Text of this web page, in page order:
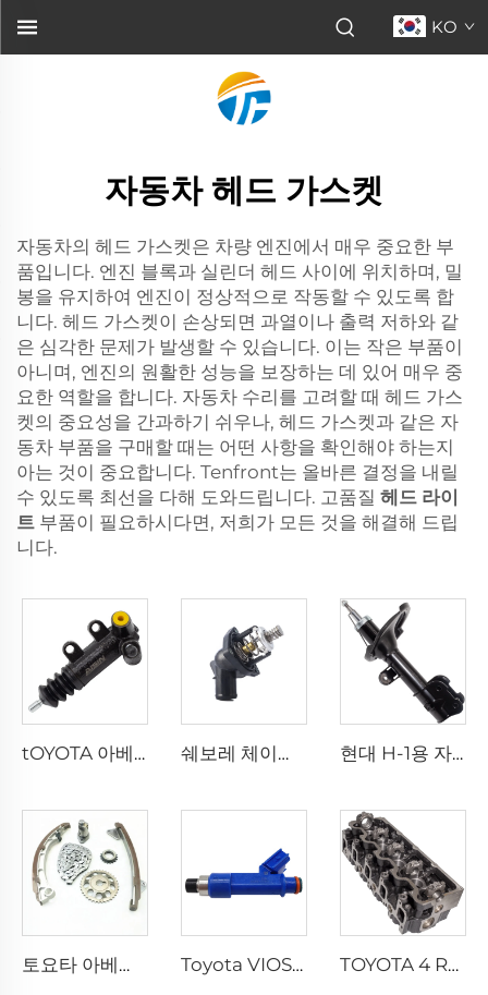
KO
자동차 헤드 가스켓
자동차의 헤드 가스켓은 차량 엔진에서 매우 중요한 부
품입니다. 엔진 블록과 실린더 헤드 사이에 위치하며, 밀
봉을 유지하여 엔진이 정상적으로 작동할 수 있도록 합
니다. 헤드 가스켓이 손상되면 과열이나 출력 저하와 같
은 심각한 문제가 발생할 수 있습니다. 이는 작은 부품이
아니며, 엔진의 원활한 성능을 보장하는 데 있어 매우 중
요한 역할을 합니다. 자동차 수리를 고려할 때 헤드 가스
켓의 중요성을 간과하기 쉬우나, 헤드 가스켓과 같은 자
동차 부품을 구매할 때는 어떤 사항을 확인해야 하는지
아는 것이 중요합니다. Tenfront는 올바른 결정을 내릴
수 있도록 최선을 다해 도와드립니다. 고품질 헤드 라이
트 부품이 필요하시다면, 저희가 모든 것을 해결해 드립
니다.
tOYOTA 아베노스 AVENSIS 코롤라 COROLLA 프레미오 PREMIO 야리스 YARIS 1.6용 클러치 슬레이브 실린더 31470-12093 쉐보레 체이니 Cheyenne 실버라도 Silverado 서브어반 Suburban 타호 Tahoe 5.3용 새로운 엔진 냉각수 온도조절기 워터 온도조절기 12674639 현대 H-1용 자동차 부품 쇼크 엑서버 54660-4H050
토요타 아베니스, 코롤라 1.6L, 1.8L용 신형 메탈 타이밍 체인 킷 13501-22030, 13506-22030 Toyota VIOS 및 YARIS 1.3, 1.5용 신형 자동차 엔진 시스템 인젝터 노즐 23209-21040 TOYOTA 4 RUNNER, Dyna, HIACE, HILUX, LAND CRUISER 2.8L 차량용 고성능 3L 엔진 실린더 헤드 커버 11101-54131